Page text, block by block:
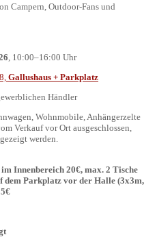
Campern, Outdoor-Fans und
, 10:00–16:00 Uhr
Gallushaus + Parkplatz
Händler
Wohnmobile, Anhängerzelte
Verkauf vor Ort ausgeschlossen,
werden.
Innenbereich 20€, max. 2 Tische
dem Parkplatz vor der Halle (3x3m,